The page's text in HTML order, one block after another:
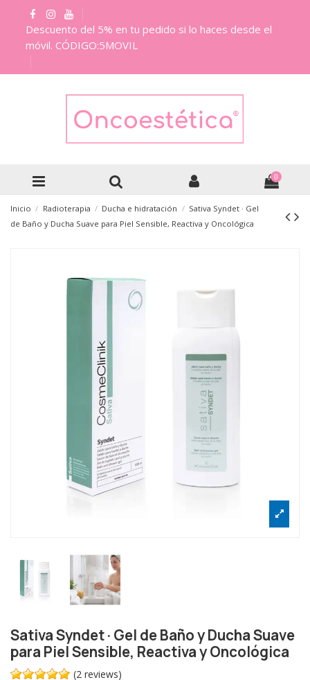
Descuento del 5% en tu pedido si lo haces desde el
móvil. CÓDIGO:5MOVIL
0
Inicio Radioterapia Ducha e hidratación
Sativa Syndet · Gel
de Baño y Ducha Suave para Piel Sensible, Reactiva y Oncológica
Sativa Syndet · Gel de Baño y Ducha Suave
para Piel Sensible, Reactiva y Oncológica
(2 reviews)